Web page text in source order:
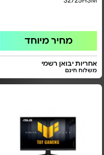
מחיר מיוחד
אחריות יבואן רשמי
משלוח חינם